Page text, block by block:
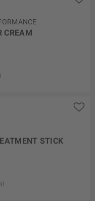
CREAM
STICK